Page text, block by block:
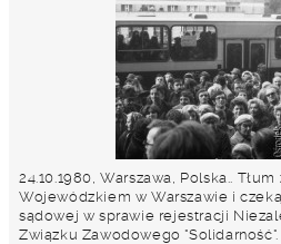
24.10.1980, Warszawa, Polska..
Wojewódzkiem w Warszawie i
sądowej w sprawie rejestracji
Związku Zawodowego